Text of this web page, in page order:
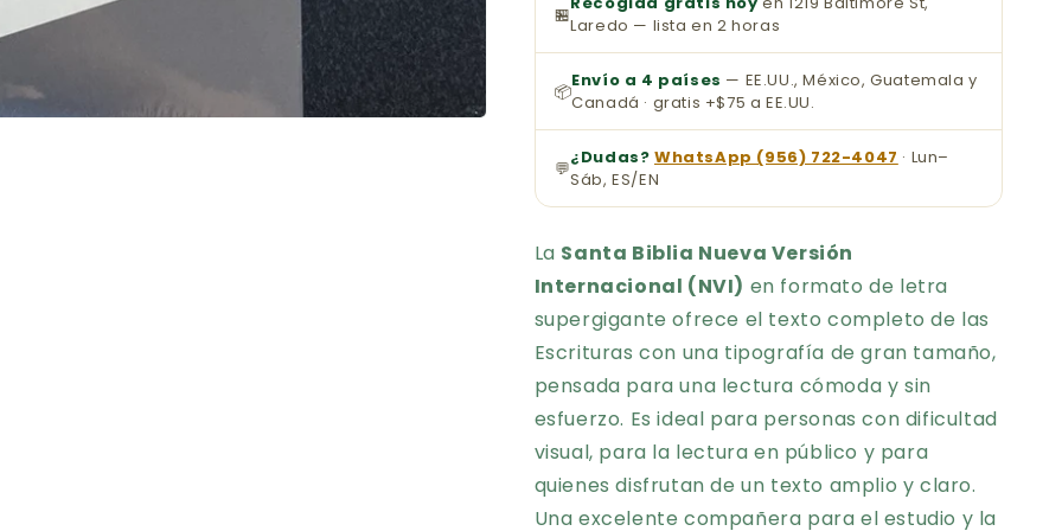
🏪Laredo — lista en 2 horas
📦Envío a 4 países — EE.UU., México, Guatemala y
Canadá · gratis +$75 a EE.UU.
💬¿Dudas? WhatsApp (956) 722-4047 · Lun–
Sáb, ES/EN
La Santa Biblia Nueva Versión
Internacional (NVI) en formato de letra
supergigante ofrece el texto completo de las
Escrituras con una tipografía de gran tamaño,
pensada para una lectura cómoda y sin
esfuerzo. Es ideal para personas con dificultad
visual, para la lectura en público y para
quienes disfrutan de un texto amplio y claro.
Una excelente compañera para el estudio y la